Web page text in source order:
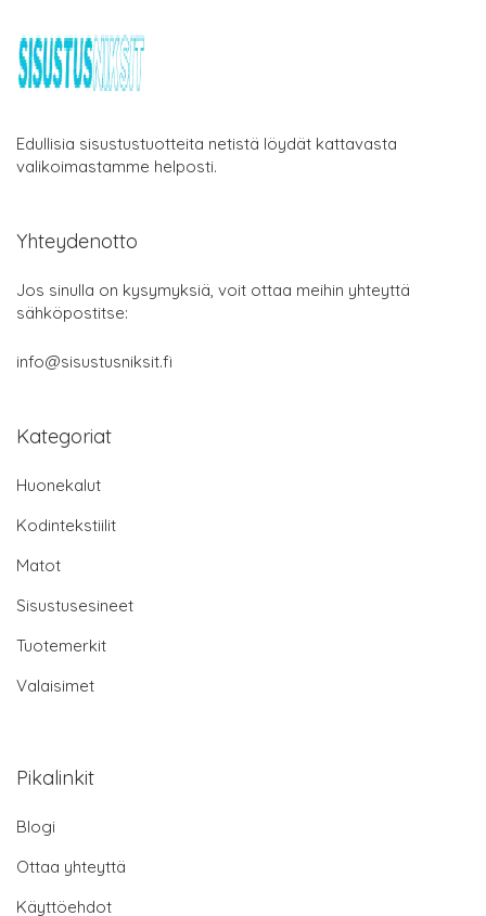
Edullisia sisustustuotteita netistä löydät kattavasta
valikoimastamme helposti.
Yhteydenotto
Jos sinulla on kysymyksiä, voit ottaa meihin yhteyttä
sähköpostitse:
info@sisustusniksit.fi
Kategoriat
Huonekalut
Kodintekstiilit
Matot
Sisustusesineet
Tuotemerkit
Valaisimet
Pikalinkit
Blogi
Ottaa yhteyttä
Käyttöehdot